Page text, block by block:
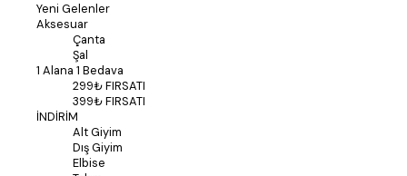
Yeni Gelenler
Aksesuar
Çanta
Şal
1 Alana 1 Bedava
299₺ FIRSATI
399₺ FIRSATI
İNDİRİM
Alt Giyim
Dış Giyim
Elbise